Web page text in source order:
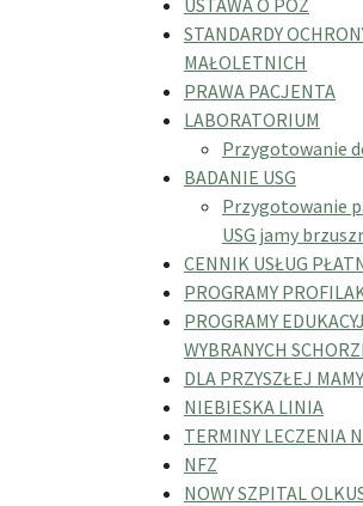
STANDARDY
MAŁOLETNICH
PRAWA PACJENTA
LABORATORIUM
Przygotowanie
BADANIE USG
Przygotowanie
USG jamy
CENNIK USŁUG
PROGRAMY
PROGRAMY
WYBRANYCH
DLA PRZYSZŁEJ MAMY
NIEBIESKA LINIA
TERMINY LECZENIA
NFZ
NOWY SZPITAL